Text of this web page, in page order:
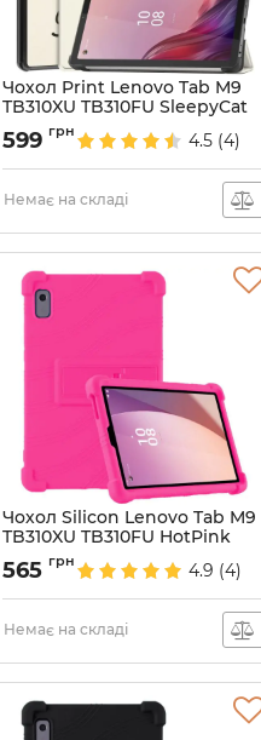
Чохол Print Lenovo Tab M9
TB310XU TB310FU SleepyCat
Артикул:6734
599 грн 4.5 (4)
Немає на складі
Чохол Silicon Lenovo Tab M9
TB310XU TB310FU HotPink
Артикул:6838
565 грн 4.9 (4)
Немає на складі